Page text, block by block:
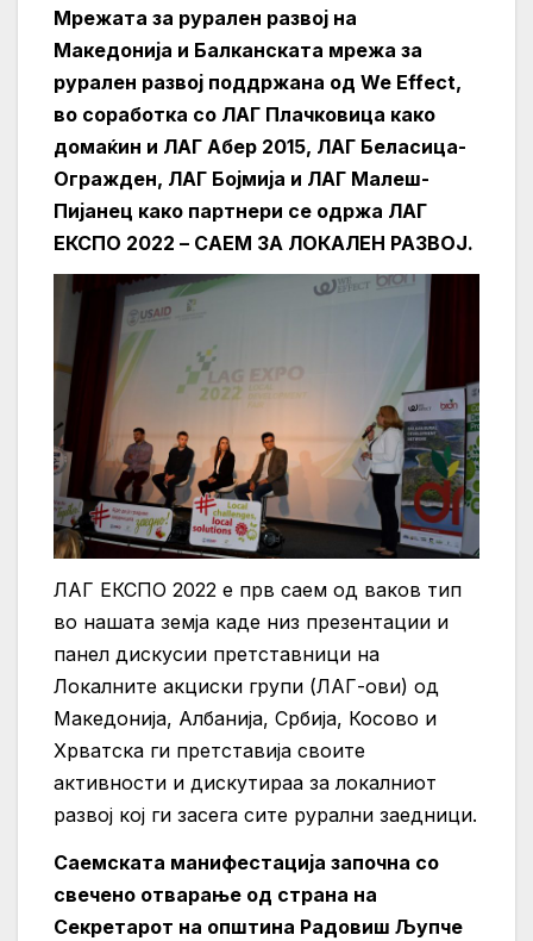
Мрежата за рурален развој на
Македонија и Балканската мрежа за
рурален развој поддржана од We Effect,
во соработка со ЛАГ Плачковица како
домаќин и ЛАГ Абер 2015, ЛАГ Беласица-
Огражден, ЛАГ Бојмија и ЛАГ Малеш-
Пијанец како партнери се одржа ЛАГ
ЕКСПО 2022 – САЕМ ЗА ЛОКАЛЕН РАЗВОЈ.
ЛАГ ЕКСПО 2022 е прв саем од ваков тип
во нашата земја каде низ презентации и
панел дискусии претставници на
Локалните акциски групи (ЛАГ-ови) од
Македонија, Албанија, Србија, Косово и
Хрватска ги претставија своите
активности и дискутираа за локалниот
развој кој ги засега сите рурални заедници.
Саемската манифестација започна со
свечено отварање од страна на
Секретарот на општина Радовиш Љупче